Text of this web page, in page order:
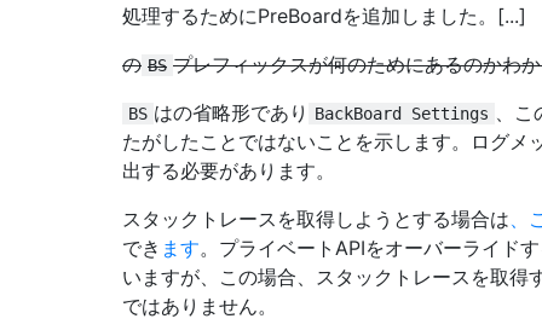
処理するためにPreBoardを追加しました。[...]
の BS プレフィックスが何のためにあるのかわ
BS はの省略形であり BackBoard Settings
、
たがしたことではないことを示します。ログメ
出する必要があります。
スタックトレースを取得しようとする場合は
でき ます。プライベートAPIをオーバーライド
いますが、この場合、スタックトレースを取得
ではありません。